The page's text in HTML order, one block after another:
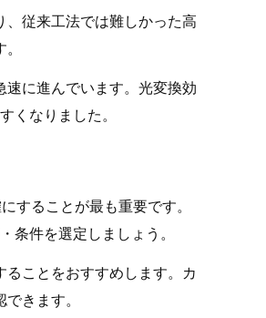
従来工法では難しかった高
に進んでいます。光変換効
くなりました。
することが最も重要です。
件を選定しましょう。
ことをおすすめします。カ
できます。